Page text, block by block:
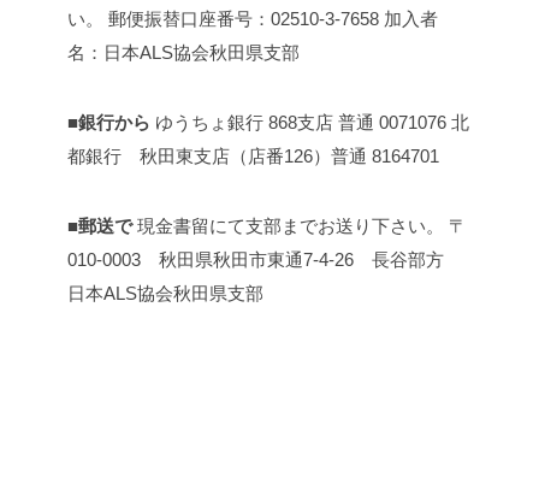
い。
郵便振替口座番号：02510-3-7658 加入者
名：日本ALS協会秋田県支部
■銀行から ゆうちょ銀行 868支店 普通 0071076 北
都銀行 秋田東支店（店番126）普通 8164701
■郵送で現金書留にて支部までお送り下さい。
〒
010-0003 秋田県秋田市東通7-4-26 長谷部方
日本ALS協会秋田県支部